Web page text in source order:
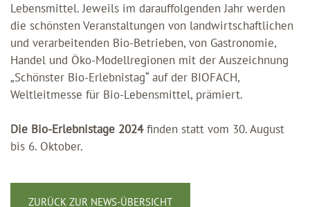
Lebensmittel. Jeweils im darauffolgenden Jahr werden
die schönsten Veranstaltungen von landwirtschaftlichen
und verarbeitenden Bio-Betrieben, von Gastronomie,
Handel und Öko-Modellregionen mit der Auszeichnung
„Schönster Bio-Erlebnistag“ auf der BIOFACH,
Weltleitmesse für Bio-Lebensmittel, prämiert.
Die Bio-Erlebnistage 2024finden statt vom 30. August
bis 6. Oktober.
ZURÜCK ZUR NEWS-ÜBERSICHT